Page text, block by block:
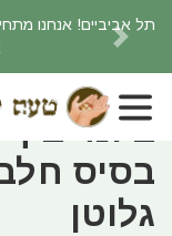
Next
ראשי מעדניה
ביונד
בסיס
גלוטן